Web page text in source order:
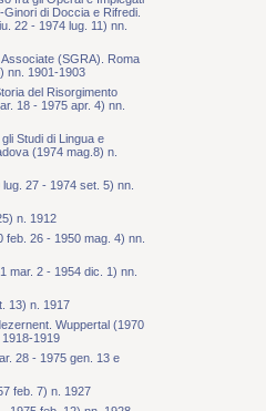
di Doccia e Rifredi.
22 - 1974 lug. 11) nn.
(SGRA). Roma
nn. 1901-1903
del Risorgimento
18 - 1975 apr. 4) nn.
Studi di Lingua e
(1974 mag.8) n.
27 - 1974 set. 5) nn.
n. 1912
feb. 26 - 1950 mag. 4) nn.
mar. 2 - 1954 dic. 1) nn.
13) n. 1917
Wuppertal (1970
1919
28 - 1975 gen. 13 e
feb. 7) n. 1927